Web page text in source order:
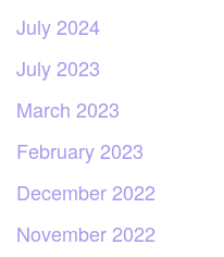
July 2024
July 2023
March 2023
February 2023
December 2022
November 2022